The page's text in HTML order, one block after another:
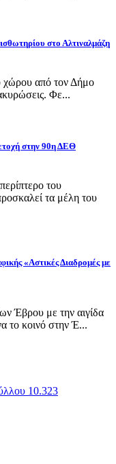
στο Αλτιναλμάζη
χώρου από τον Δήμο
Φε...
στην 90η ΔΕΘ
του
τα μέλη του
«Αστικές Διαδρομές με
Έβρου με την αιγίδα
το κοινό στην Έ...
10.323